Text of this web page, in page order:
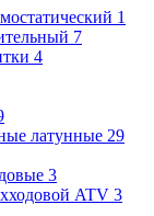
1
7
4
латунные 29
3
ATV 3